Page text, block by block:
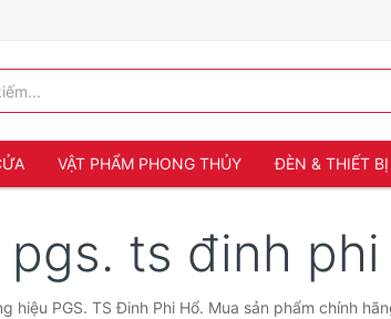
VẬT PHẨM PHONG THỦY ĐÈN & THIẾT
pgs. ts đinh
hiệu PGS. TS Đinh Phi Hổ. Mua sản phẩm chính